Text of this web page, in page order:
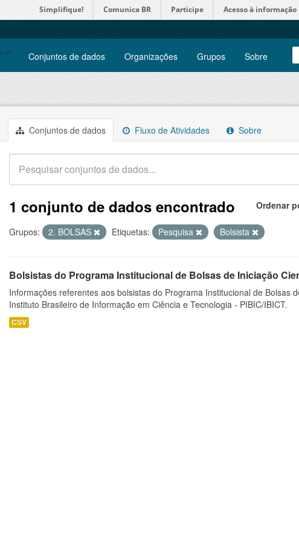
Simplifique! Comunica BR Participe Acesso à informação
Conjuntos de dados Organizações Grupos Sobre
Conjuntos de dados Fluxo de Atividades Sobre
Ordenar
1 conjunto de dados encontrado
Grupos: 2. BOLSAS Etiquetas: Pesquisa Bolsista
Bolsistas do Programa Institucional de Bolsas de Iniciação
Informações referentes aos bolsistas do Programa Institucional de Bolsas
Instituto Brasileiro de Informação em Ciência e Tecnologia - PIBIC/IBICT.
CSV